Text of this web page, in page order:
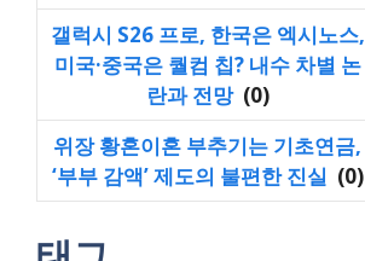
갤럭시 S26 프로, 한국은 엑시노스,
미국·중국은 퀄컴 칩? 내수 차별 논
란과 전망 (0)
위장 황혼이혼 부추기는 기초연금,
‘부부 감액’ 제도의 불편한 진실 (0)